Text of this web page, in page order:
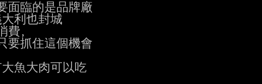
面臨的是品牌廠
利也封城
費,
要抓住這個機會
魚大肉可以吃